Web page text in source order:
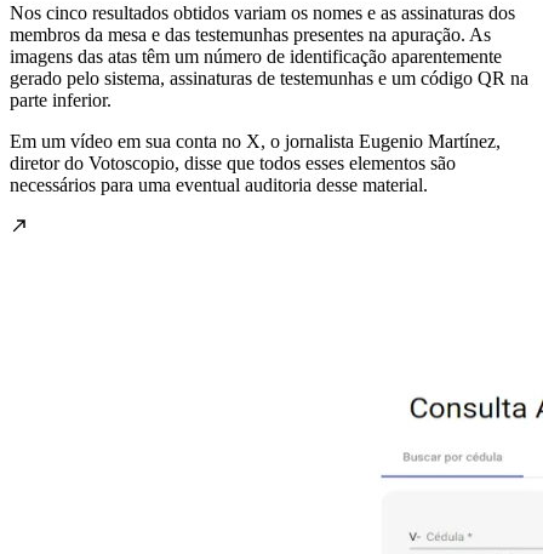
Nos cinco resultados obtidos variam os nomes e as assinaturas dos
membros da mesa e das testemunhas presentes na apuração. As
imagens das atas têm um número de identificação aparentemente
gerado pelo sistema, assinaturas de testemunhas e um código QR na
parte inferior.
Em um vídeo em sua conta no X, o jornalista Eugenio Martínez,
diretor do Votoscopio, disse que todos esses elementos são
necessários para uma eventual auditoria desse material.